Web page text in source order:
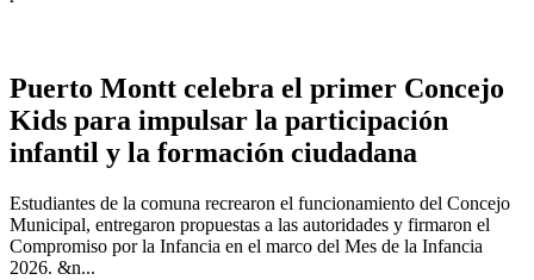
Puerto Montt celebra el primer Concejo
Kids para impulsar la participación
infantil y la formación ciudadana
Estudiantes de la comuna recrearon el funcionamiento del Concejo
Municipal, entregaron propuestas a las autoridades y firmaron el
Compromiso por la Infancia en el marco del Mes de la Infancia
2026. &n...